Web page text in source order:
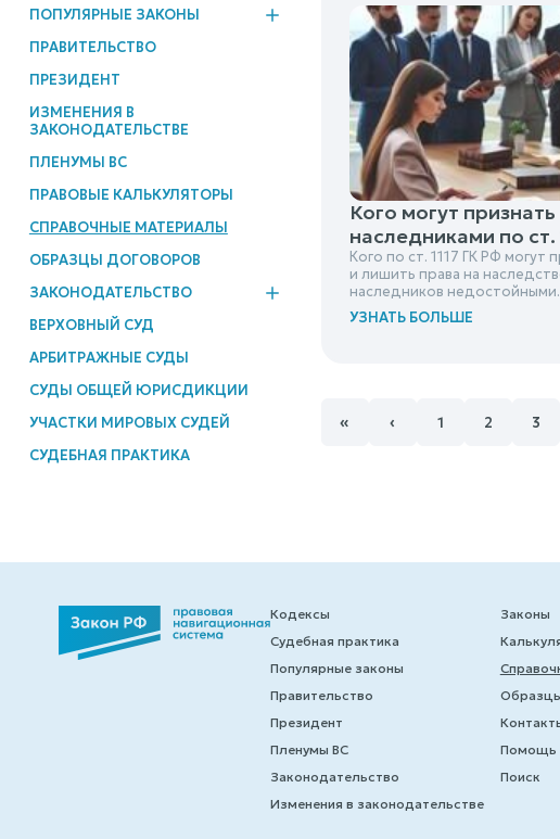
ПОПУЛЯРНЫЕ ЗАКОНЫ
ПРАВИТЕЛЬСТВО
ПРЕЗИДЕНТ
ИЗМЕНЕНИЯ В
ЗАКОНОДАТЕЛЬСТВЕ
ПЛЕНУМЫ ВС
ПРАВОВЫЕ КАЛЬКУЛЯТОРЫ
СПРАВОЧНЫЕ МАТЕРИАЛЫ
ОБРАЗЦЫ ДОГОВОРОВ
ЗАКОНОДАТЕЛЬСТВО
ВЕРХОВНЫЙ СУД
АРБИТРАЖНЫЕ СУДЫ
СУДЫ ОБЩЕЙ ЮРИСДИКЦИИ
УЧАСТКИ МИРОВЫХ СУДЕЙ
СУДЕБНАЯ ПРАКТИКА
Кого могут
наследниками по ст.
Кого по ст. 1117 ГК РФ
и лишить права на
наследников недостойными.
УЗНАТЬ БОЛЬШЕ
« ‹ 1 2 3
Кодексы
Судебная практика
Популярные законы
Правительство
Президент
Пленумы ВС
Законодательство
Изменения в законодательстве
Законы
Помощь
Поиск